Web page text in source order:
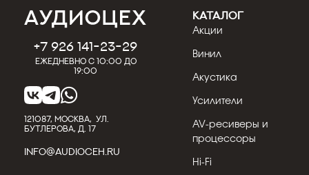
+7 926 141-23-29
Ежедневно с 10:00 до
19:00
121087, МОСКВА, УЛ.
БУТЛЕРОВА, Д. 17
INFO@AUDIOCEH.RU
КАТАЛОГ
Акции
Винил
Акустика
Усилители
AV-ресиверы и
процессоры
Hi-Fi